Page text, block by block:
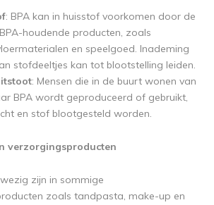
: BPA kan in huisstof voorkomen door de
houdende producten, zoals
en speelgoed. Inademing
stofdeeltjes kan tot blootstelling leiden.
: Mensen die in de buurt wonen van
BPA wordt geproduceerd of gebruikt,
en stof blootgesteld worden.
verzorgingsproducten
zijn in sommige
zoals tandpasta, make-up en